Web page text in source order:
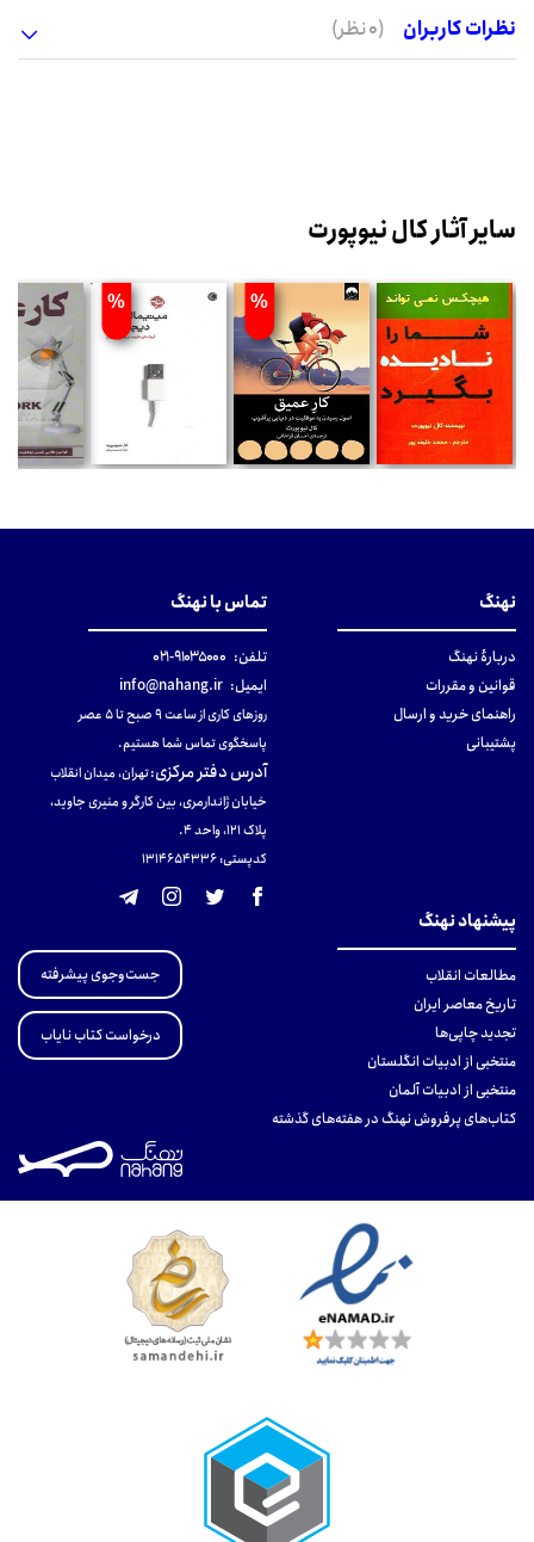
نظرات کاربران (0 نظر)
سایر آثار کال نیوپورت
%
%
نهنگ
دربارهٔ نهنگ
قوانین و مقررات
راهنمای خرید و ارسال
پشتیبانی
تماس با نهنگ
تلفن: ۹۱۰۳۵۰۰۰-۰۲۱
ایمیل: info@nahang.ir
روزهای کاری از ساعت ۹ صبح تا ۵ عصر
پاسخگوی تماس شما هستیم.
آدرس دفتر مرکزی:تهران، میدان انقلاب
خیابان ژاندارمری، بین کارگر و منیری جاوید،
پلاک 121، واحد ۴.
کدپستی: 131465433۶
پیشنهاد نهنگ
مطالعات انقلاب
تاریخ معاصر ایران
تجدید چاپی‌ها
منتخبی از ادبیات انگلستان
منتخبی از ادبیات آلمان
کتاب‌های پرفروش نهنگ در هفته‌های گذشته
جست‌وجوی پیشرفته
درخواست کتاب نایاب